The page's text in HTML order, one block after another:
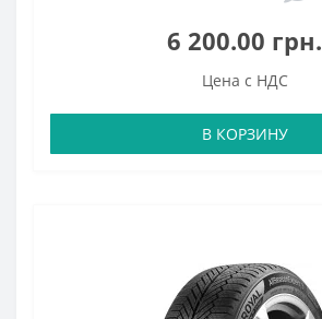
6 200.00 грн.
Цена с НДС
В КОРЗИНУ